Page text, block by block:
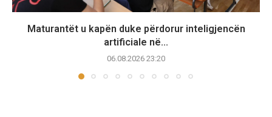
Maturantët u kapën duke përdorur inteligjencën
artificiale në...
06.08.2026 23:20